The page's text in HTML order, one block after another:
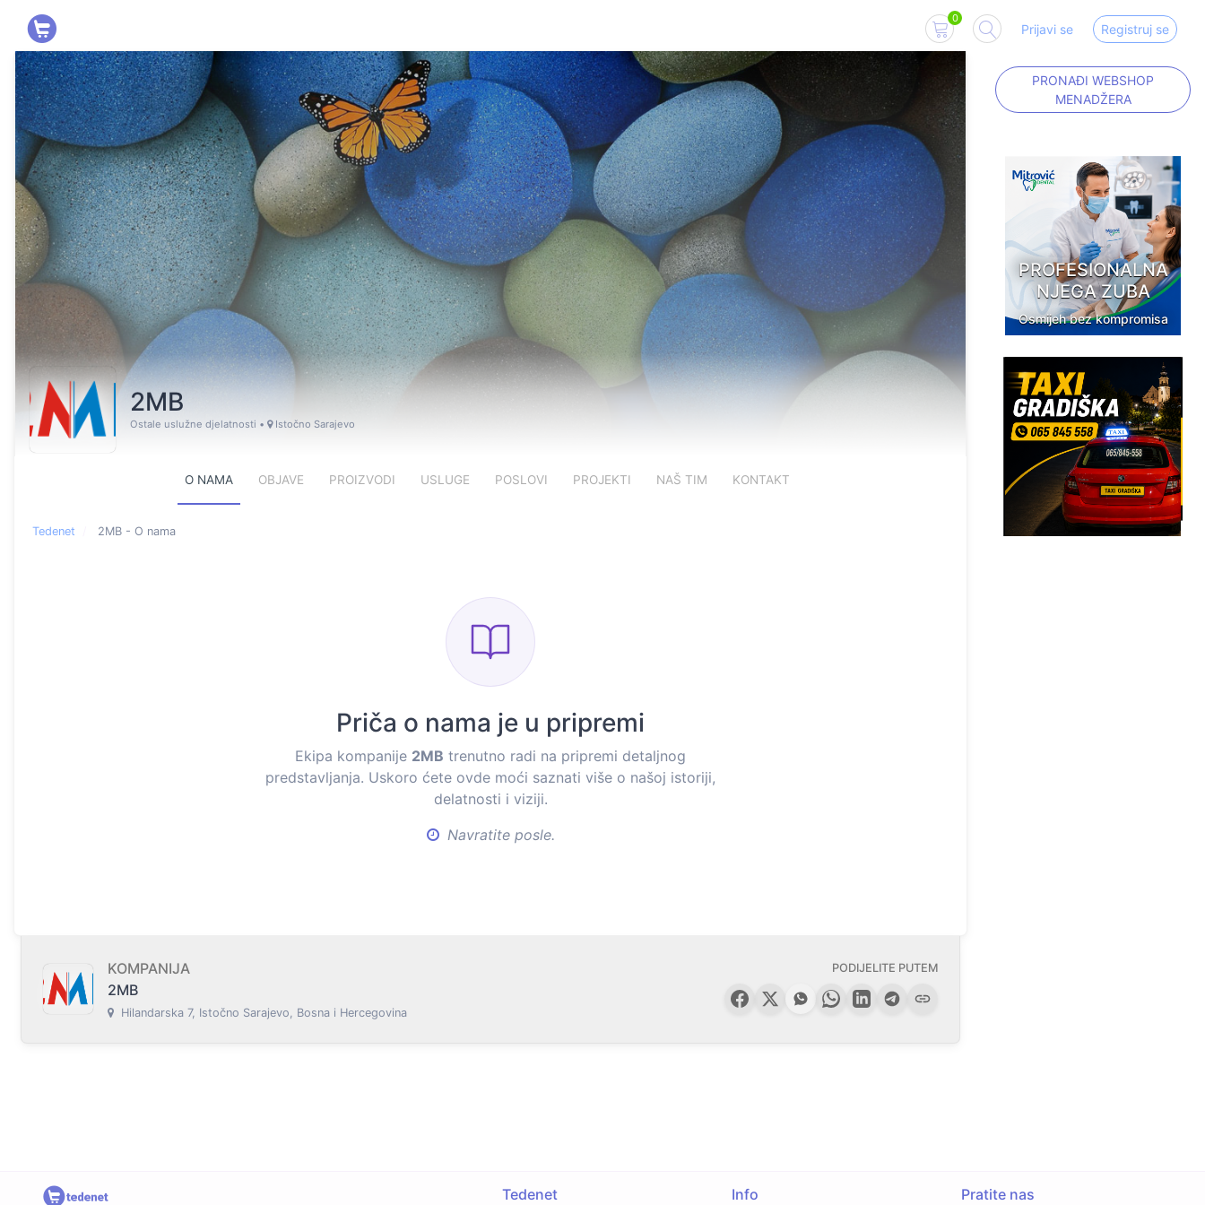
0
Prijavi se Registruj se
2MB
Ostale uslužne djelatnosti • Istočno Sarajevo
O NAMA OBJAVE PROIZVODI USLUGE POSLOVI PROJEKTI NAŠ TIM KONTAKT
Tedenet 2MB - O nama
Priča o nama je u pripremi
Ekipa kompanije 2MB trenutno radi na pripremi detaljnog
predstavljanja. Uskoro ćete ovde moći saznati više o našoj istoriji,
delatnosti i viziji.
Navratite posle.
KOMPANIJA
2MB
Hilandarska 7, Istočno Sarajevo, Bosna i Hercegovina
PODIJELITE PUTEM
PRONAĐI WEBSHOP
MENADŽERA
PROFESIONALNA
NJEGA ZUBA
Osmijeh bez kompromisa
Tedenet Info Pratite nas